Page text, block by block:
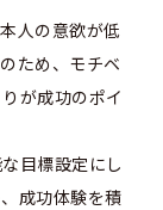
人の意欲が低
ため、モチベ
が成功のポイ
目標設定にし
成功体験を積